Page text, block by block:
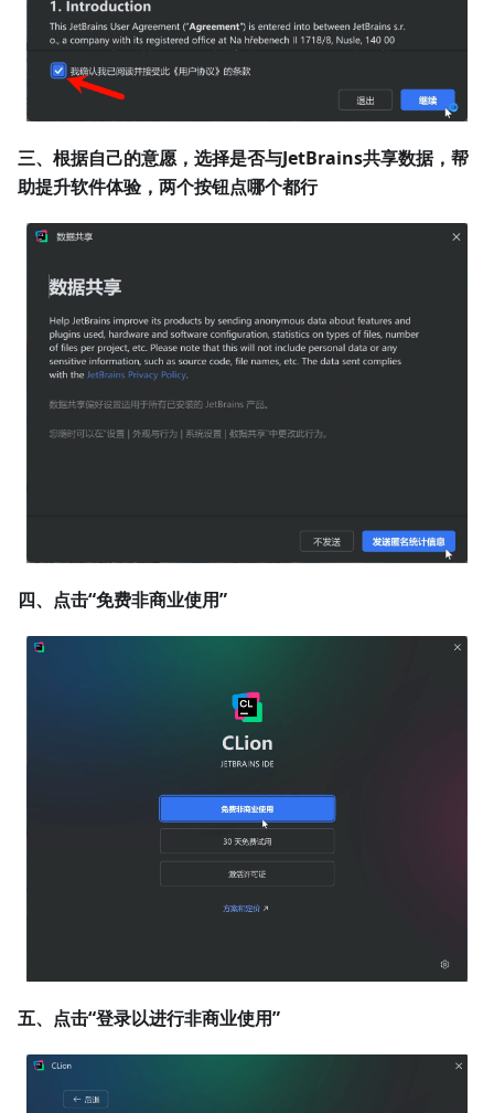
三、根据自己的意愿，选择是否与JetBrains共享数据，帮
助提升软件体验，两个按钮点哪个都行
四、点击“免费非商业使用”
五、点击“登录以进行非商业使用”